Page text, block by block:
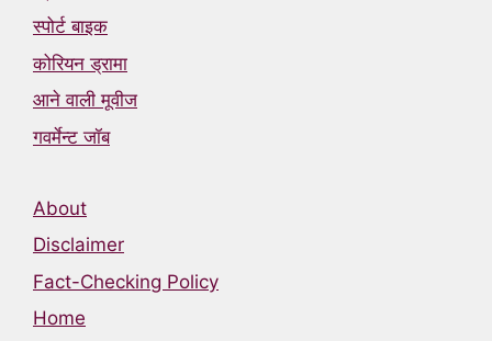
स्पोर्ट बाइक
कोरियन ड्रामा
आने वाली मूवीज
गवर्मेन्ट जॉब
About
Disclaimer
Fact-Checking Policy
Home